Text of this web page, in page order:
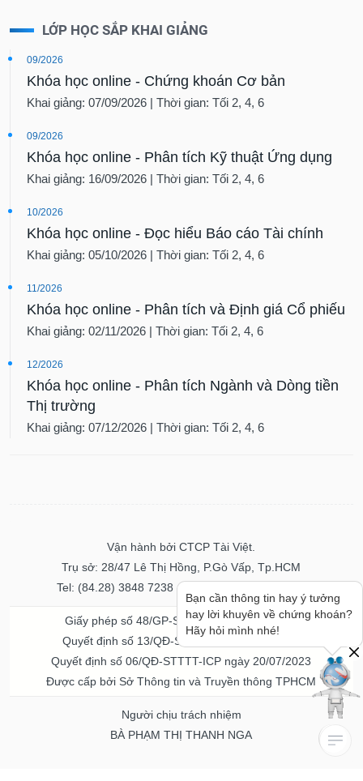
LỚP HỌC SẮP KHAI GIẢNG
09/2026
Khóa học online - Chứng khoán Cơ bản
Khai giảng: 07/09/2026 | Thời gian: Tối 2, 4, 6
09/2026
Khóa học online - Phân tích Kỹ thuật Ứng dụng
Khai giảng: 16/09/2026 | Thời gian: Tối 2, 4, 6
10/2026
Khóa học online - Đọc hiểu Báo cáo Tài chính
Khai giảng: 05/10/2026 | Thời gian: Tối 2, 4, 6
11/2026
Khóa học online - Phân tích và Định giá Cổ phiếu
Khai giảng: 02/11/2026 | Thời gian: Tối 2, 4, 6
12/2026
Khóa học online - Phân tích Ngành và Dòng tiền
Thị trường
Khai giảng: 07/12/2026 | Thời gian: Tối 2, 4, 6
Vận hành bởi CTCP Tài Việt.
Trụ sở: 28/47 Lê Thị Hồng, P.Gò Vấp, Tp.HCM
Tel: (84.28) 3848 7238 - Fax: (84.28) 3848 7237
Giấy phép số 48/GP-STTTT ngày 04/11/2016
Quyết định số 13/QĐ-STTTT ngày 02/11/2017
Quyết định số 06/QĐ-STTTT-ICP ngày 20/07/2023
Được cấp bởi Sở Thông tin và Truyền thông TPHCM
Người chịu trách nhiệm
BÀ PHẠM THỊ THANH NGA
Bạn cần thông tin hay ý tưởng
hay lời khuyên về chứng khoán?
Hãy hỏi mình nhé!